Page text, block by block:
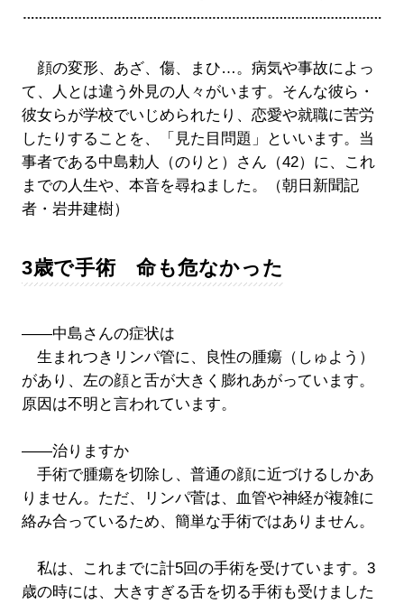
顔の変形、あざ、傷、まひ…。病気や事故によっ
て、人とは違う外見の人々がいます。そんな彼ら・
彼女らが学校でいじめられたり、恋愛や就職に苦労
したりすることを、「見た目問題」といいます。当
事者である中島勅人（のりと）さん（42）に、これ
までの人生や、本音を尋ねました。（朝日新聞記
者・岩井建樹）
3歳で手術 命も危なかった
――中島さんの症状は
生まれつきリンパ管に、良性の腫瘍（しゅよう）
があり、左の顔と舌が大きく膨れあがっています。
原因は不明と言われています。
――治りますか
手術で腫瘍を切除し、普通の顔に近づけるしかあ
りません。ただ、リンパ菅は、血管や神経が複雑に
絡み合っているため、簡単な手術ではありません。
私は、これまでに計5回の手術を受けています。3
歳の時には、大きすぎる舌を切る手術も受けました